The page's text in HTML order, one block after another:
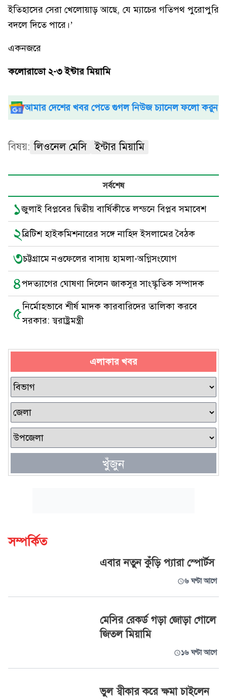
ইতিহাসের সেরা খেলোয়াড় আছে, যে ম্যাচের গতিপথ পুরোপুরি
বদলে দিতে পারে।’
একনজরে
কলোরাডো ২-৩ ইন্টার মিয়ামি
আমার দেশের খবর পেতে গুগল নিউজ চ্যানেল ফলো করুন
বিষয়: লিওনেল মেসি ইন্টার মিয়ামি
সর্বশেষ
১জুলাই বিপ্লবের দ্বিতীয় বার্ষিকীতে লন্ডনে বিপ্লব সমাবেশ
২ব্রিটিশ হাইকমিশনারের সঙ্গে নাহিদ ইসলামের বৈঠক
৩চট্টগ্রামে নওফেলের বাসায় হামলা-অগ্নিসংযোগ
৪পদত্যাগের ঘোষণা দিলেন জাকসুর সাংস্কৃতিক সম্পাদক
৫নির্মোহভাবে শীর্ষ মাদক কারবারিদের তালিকা করবে
সরকার: স্বরাষ্ট্রমন্ত্রী
এলাকার খবর
খুঁজুন
সম্পর্কিত
এবার নতুন কুঁড়ি প্যারা স্পোর্টস
৬ ঘণ্টা আগে
মেসির রেকর্ড গড়া জোড়া গোলে
জিতল মিয়ামি
১৬ ঘণ্টা আগে
ভুল স্বীকার করে ক্ষমা চাইলেন